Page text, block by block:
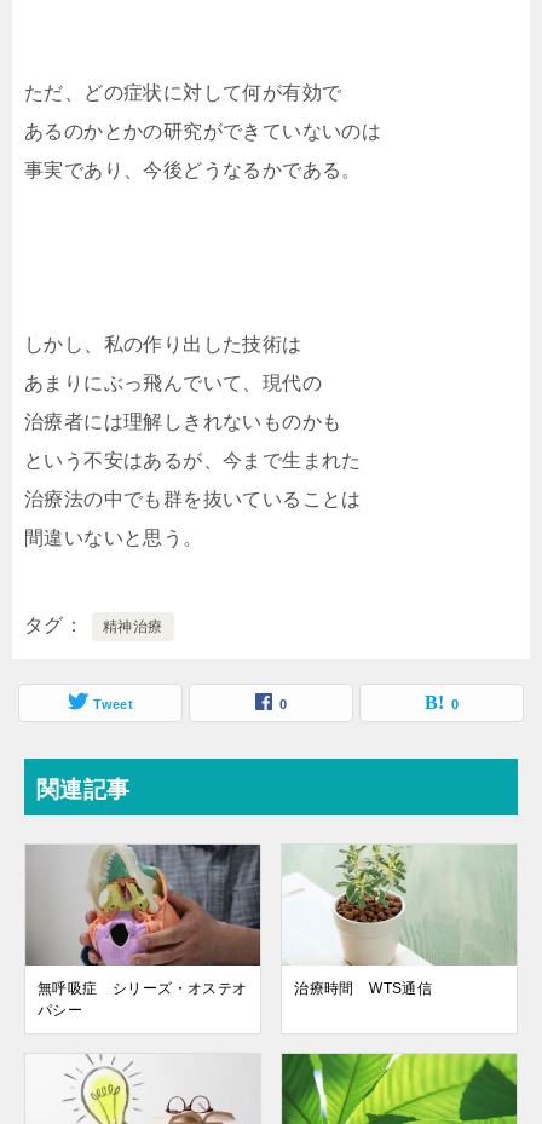
ただ、どの症状に対して何が有効で
あるのかとかの研究ができていないのは
事実であり、今後どうなるかである。
しかし、私の作り出した技術は
あまりにぶっ飛んでいて、現代の
治療者には理解しきれないものかも
という不安はあるが、今まで生まれた
治療法の中でも群を抜いていることは
間違いないと思う。
タグ 精神治療
Tweet 0 0
関連記事
無呼吸症 シリーズ・オステオ
パシー
治療時間 WTS通信